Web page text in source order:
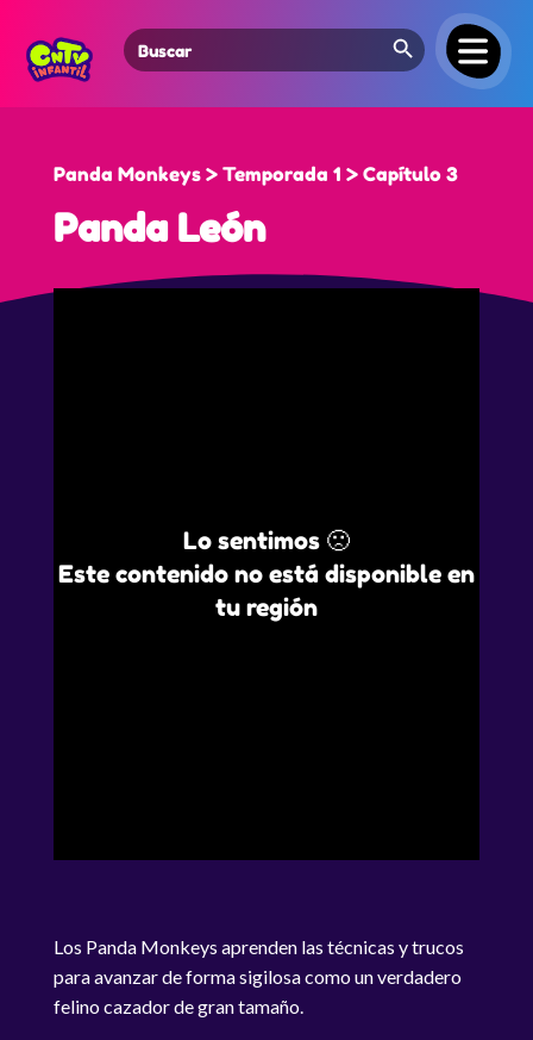
Search
for:
Search Button
Panda Monkeys > Temporada 1 > Capítulo 3
Panda León
Lo sentimos 🙁
Este contenido no está disponible en
tu región
Los Panda Monkeys aprenden las técnicas y trucos
para avanzar de forma sigilosa como un verdadero
felino cazador de gran tamaño.